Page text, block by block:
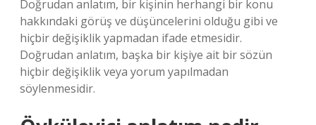
Doğrudan anlatım, bir kişinin herhangi bir konu
hakkındaki görüş ve düşüncelerini olduğu gibi ve
hiçbir değişiklik yapmadan ifade etmesidir.
Doğrudan anlatım, başka bir kişiye ait bir sözün
hiçbir değişiklik veya yorum yapılmadan
söylenmesidir.